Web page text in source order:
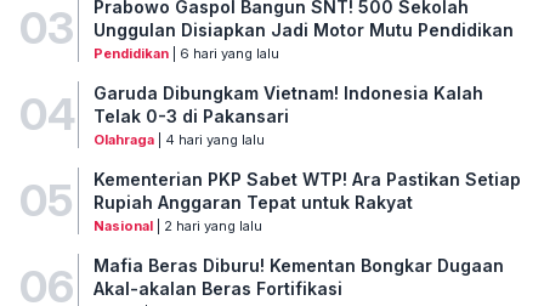
03
Prabowo Gaspol Bangun SNT! 500 Sekolah
Unggulan Disiapkan Jadi Motor Mutu Pendidikan
Pendidikan| 6 hari yang lalu
04
Garuda Dibungkam Vietnam! Indonesia Kalah
Telak 0-3 di Pakansari
Olahraga| 4 hari yang lalu
05
Kementerian PKP Sabet WTP! Ara Pastikan Setiap
Rupiah Anggaran Tepat untuk Rakyat
Nasional| 2 hari yang lalu
06
Mafia Beras Diburu! Kementan Bongkar Dugaan
Akal-akalan Beras Fortifikasi